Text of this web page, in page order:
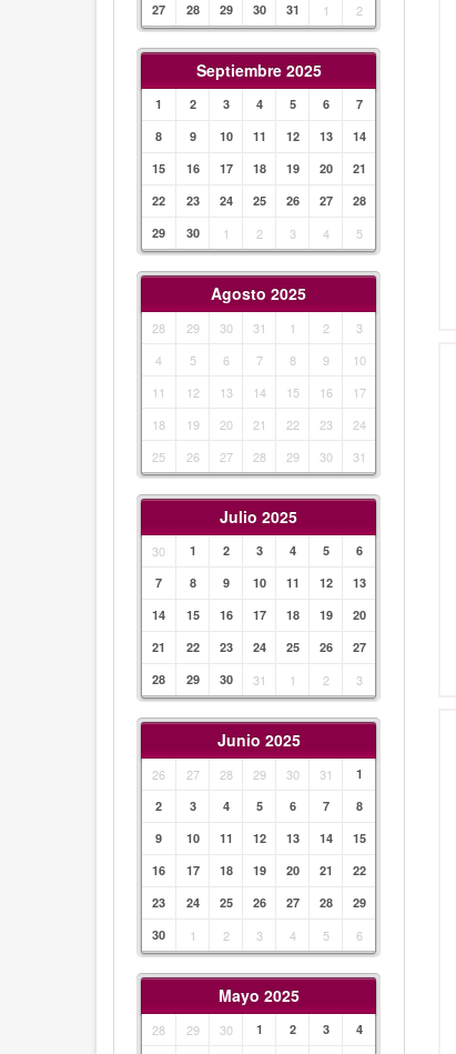
27
28 29 30 31 1 2
Septiembre 2025
1 2 3 4 5 6
7
8
9 10 11 12 13
14
15
16 17 18 19 20
21
22
23 24 25 26 27
28
29
30 1 2 3 4 5
Agosto 2025
28 29 30 31 1 2
3
4
5 6 7 8 9
10
11
12 13 14 15 16
17
18
19 20 21 22 23
24
25
26 27 28 29 30 31
Julio 2025
30 1 2 3 4 5
6
7
8 9 10 11 12
13
14
15 16 17 18 19
20
21
22 23 24 25 26
27
28
29 30 31 1 2 3
Junio 2025
26 27 28 29 30 31
1
2
3 4 5 6 7
8
9
10 11 12 13 14
15
16
17 18 19 20 21
22
23
24 25 26 27 28
29
30
1 2 3 4 5 6
Mayo 2025
28 29 30 1 2 3
4